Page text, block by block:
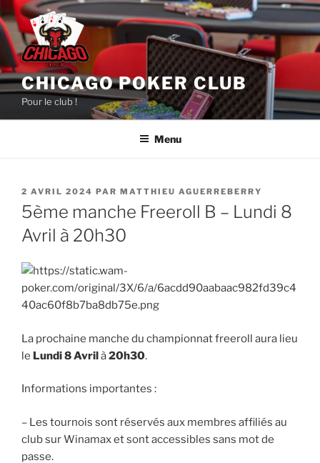
Aller
au
contenu
principal
CHICAGO POKER CLUB
Pour le club !
Menu
PUBLIÉ
LE
2 AVRIL 2024 PAR MATTHIEU AGUERREBERRY
5ème manche Freeroll B – Lundi 8
Avril à 20h30
La prochaine manche du championnat freeroll aura lieu
le Lundi 8 Avrilà20h30.
Informations importantes :
– Les tournois sont réservés aux membres affiliés au
club sur Winamax et sont accessibles sans mot de
passe.